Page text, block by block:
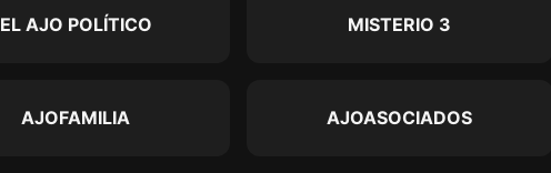
EL AJO POLÍTICO MISTERIO 3
AJOFAMILIA AJOASOCIADOS